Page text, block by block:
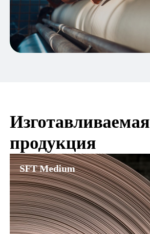
Изготавливаемая
продукция
SFT Medium